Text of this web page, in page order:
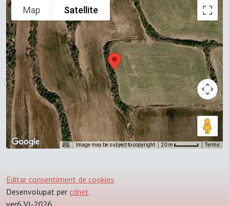
Map Satellite
Image may be subject to copyright 20 m Terms
Editar consentiment de cookies
Desenvolupat per cdnet
ver6 VI-2026